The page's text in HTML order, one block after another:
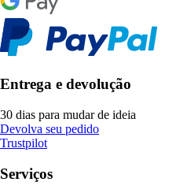
Entrega e devolução
30 dias para mudar de ideia
Devolva seu pedido
Trustpilot
Serviços